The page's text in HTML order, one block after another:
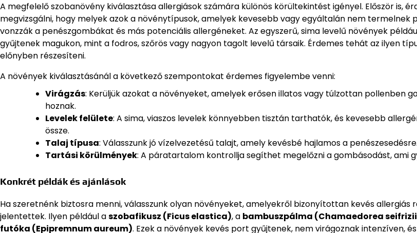
A megfelelő szobanövény kiválasztása allergiások számára különös körültekintést igényel. Először is,
megvizsgálni, hogy melyek azok a növénytípusok, amelyek kevesebb vagy egyáltalán nem termelnek
vonzzák a penészgombákat és más potenciális allergéneket. Az egyszerű, sima levelű növények
gyűjtenek magukon, mint a fodros, szőrös vagy nagyon tagolt levelű társaik. Érdemes tehát az ilyen
előnyben részesíteni.
A növények kiválasztásánál a következő szempontokat érdemes figyelembe venni:
Virágzás: Kerüljük azokat a növényeket, amelyek erősen illatos vagy túlzottan pollenben
hoznak.
Levelek felülete: A sima, viaszos levelek könnyebben tisztán tarthatók, és kevesebb
össze.
Talaj típusa: Válasszunk jó vízelvezetésű talajt, amely kevésbé hajlamos a penészesedésre.
Tartási körülmények: A páratartalom kontrollja segíthet megelőzni a gombásodást, ami
Konkrét példák és ajánlások
Ha szeretnénk biztosra menni, válasszunk olyan növényeket, amelyekről bizonyítottan kevés allergiás
jelentettek. Ilyen például aszobafikusz (Ficus elastica), a bambuszpálma (Chamaedorea
futóka (Epipremnum aureum). Ezek a növények kevés port gyűjtenek, nem virágoznak intenzíven,